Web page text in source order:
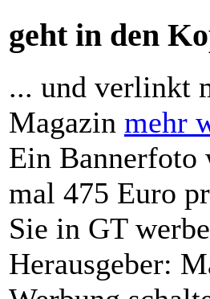
geht in den
... und verlinkt
Magazin mehr
Ein Bannerfoto
mal 475 Euro
Sie in GT
Herausgeber: